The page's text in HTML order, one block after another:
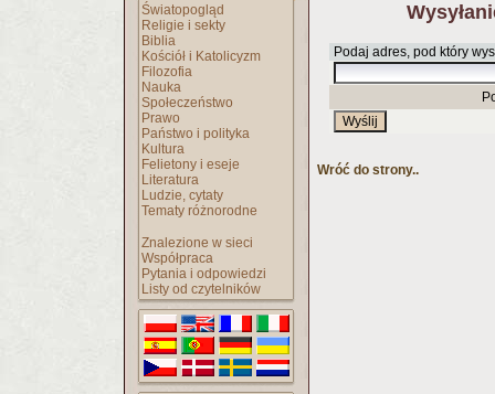
Światopogląd
Religie i sekty
Biblia
Kościół i Katolicyzm
Filozofia
Nauka
Społeczeństwo
Prawo
Państwo i polityka
Kultura
Felietony i eseje
Literatura
Ludzie, cytaty
Tematy różnorodne
Znalezione w sieci
Współpraca
Pytania i odpowiedzi
Listy od czytelników
Podaj adres, pod który
Wróć do strony..